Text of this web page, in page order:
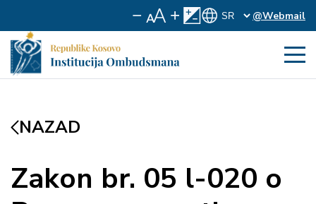
@Webmail
NAZAD
Zakon br. 05 l-020 o